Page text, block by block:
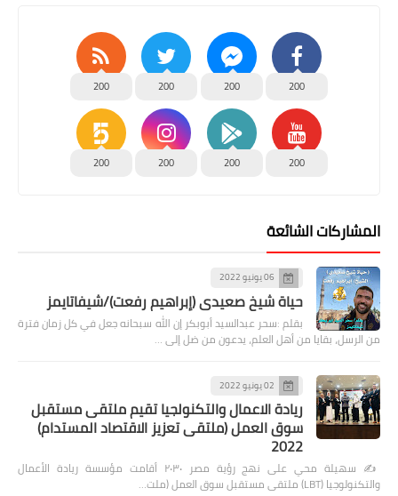
200
200
200
200
200
200
200
200
المشاركات الشائعة
06 يونيو 2022
حياة شيخ صعيدى (إبراهيم رفعت)/شيفاتايمز
بقلم :سحر عبدالسيد أبوبكر إن الله سبحانه جعل في كل زمان فترة
من الرسل، بقايا من أهل العلم، يدعون من ضل إلى …
02 يونيو 2022
ريادة الاعمال والتكنولجيا تقيم ملتقى مستقبل
سوق العمل (ملتقى تعزيز الاقتصاد المستدام)
2022
✍️ سهيلة محي على نهج رؤية مصر ٢٠٣٠ أقامت مؤسسة ريادة الأعمال
والتكنولوجيا (LBT) ملتقى مستقبل سوق العمل (ملت…